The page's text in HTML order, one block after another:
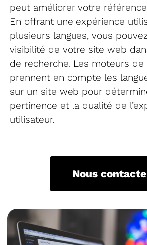
peut améliorer votre
En offrant une expérience
plusieurs langues, vous
visibilité de votre site web
de recherche. Les moteurs de
prennent en compte les
sur un site web pour
pertinence et la qualité de
utilisateur.
Nous